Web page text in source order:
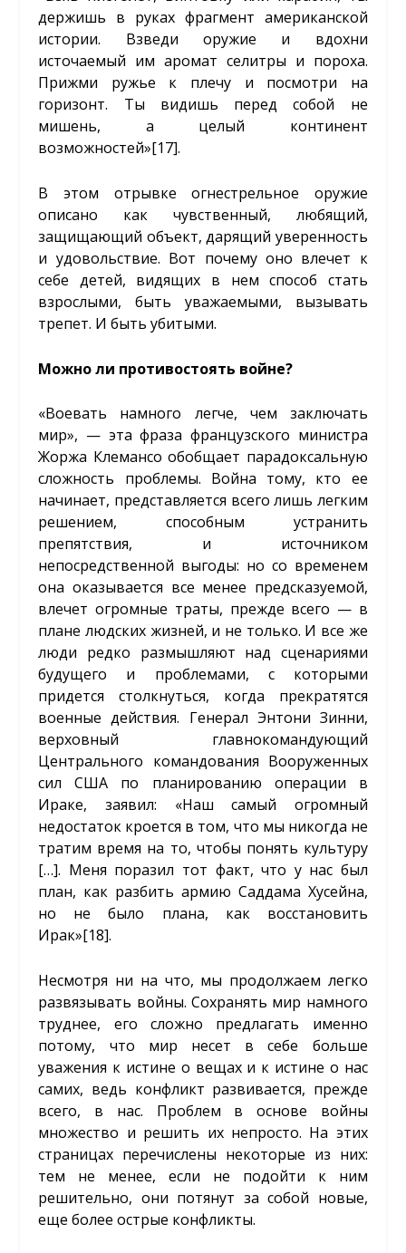
держишь в руках фрагмент американской
истории. Взведи оружие и вдохни
источаемый им аромат селитры и пороха.
Прижми ружье к плечу и посмотри на
горизонт. Ты видишь перед собой не
мишень, а целый континент
возможностей»[17].
В этом отрывке огнестрельное оружие
описано как чувственный, любящий,
защищающий объект, дарящий уверенность
и удовольствие. Вот почему оно влечет к
себе детей, видящих в нем способ стать
взрослыми, быть уважаемыми, вызывать
трепет. И быть убитыми.
Можно ли противостоять войне?
«Воевать намного легче, чем заключать
мир», — эта фраза французского министра
Жоржа Клемансо обобщает парадоксальную
сложность проблемы. Война тому, кто ее
начинает, представляется всего лишь легким
решением, способным устранить
препятствия, и источником
непосредственной выгоды: но со временем
она оказывается все менее предсказуемой,
влечет огромные траты, прежде всего — в
плане людских жизней, и не только. И все же
люди редко размышляют над сценариями
будущего и проблемами, с которыми
придется столкнуться, когда прекратятся
военные действия. Генерал Энтони Зинни,
верховный главнокомандующий
Центрального командования Вооруженных
сил США по планированию операции в
Ираке, заявил: «Наш самый огромный
недостаток кроется в том, что мы никогда не
тратим время на то, чтобы понять культуру
[…]. Меня поразил тот факт, что у нас был
план, как разбить армию Саддама Хусейна,
но не было плана, как восстановить
Ирак»[18].
Несмотря ни на что, мы продолжаем легко
развязывать войны. Сохранять мир намного
труднее, его сложно предлагать именно
потому, что мир несет в себе больше
уважения к истине о вещах и к истине о нас
самих, ведь конфликт развивается, прежде
всего, в нас. Проблем в основе войны
множество и решить их непросто. На этих
страницах перечислены некоторые из них:
тем не менее, если не подойти к ним
решительно, они потянут за собой новые,
еще более острые конфликты.